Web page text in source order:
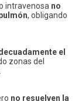
intravenosa no
, obligando
el
zonas del
no resuelven la